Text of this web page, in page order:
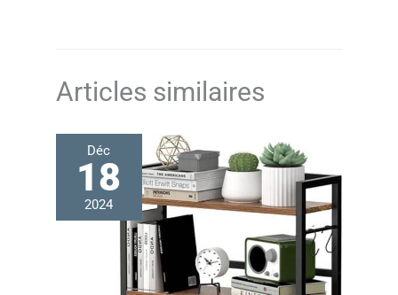
Articles similaires
Déc
18
2024